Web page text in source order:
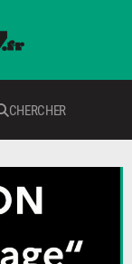
CHERCHER